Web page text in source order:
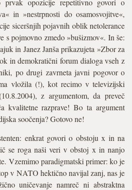
prvak opozicije repetitivno govori o
in »nestrpnosti do osamosvojitve«,
siceršnjih pojavnih oblik netolerance
s pojmovno zmedo »bušizmov«. In še:
in Janez Janša prikazujeta »Zbor za
in demokratični forum dialoga vseh z
po drugi zavrneta javni pogovor o
vložila (!), kot recimo v televizijski
z argumentom, da preveč
kvalitetne razprave! Bo ta argument
soočenja? Gotovo ne!
enkrat govori o obstoju x in na
se roga naši veri v obstoj x in nanjo
Vzemimo paradigmatski primer: ko je
v NATO hektično navijal zanj, nas je
uničevanje namreč ni abstraktna